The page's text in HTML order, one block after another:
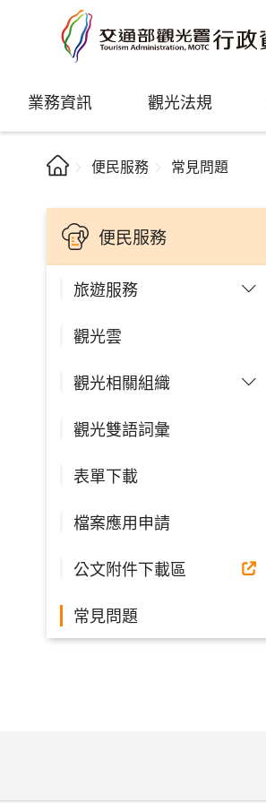
業務資訊 觀光法規
便民服務 常見問題
便民服務
旅遊服務
觀光雲
觀光相關組織
觀光雙語詞彙
表單下載
檔案應用申請
公文附件下載區
常見問題